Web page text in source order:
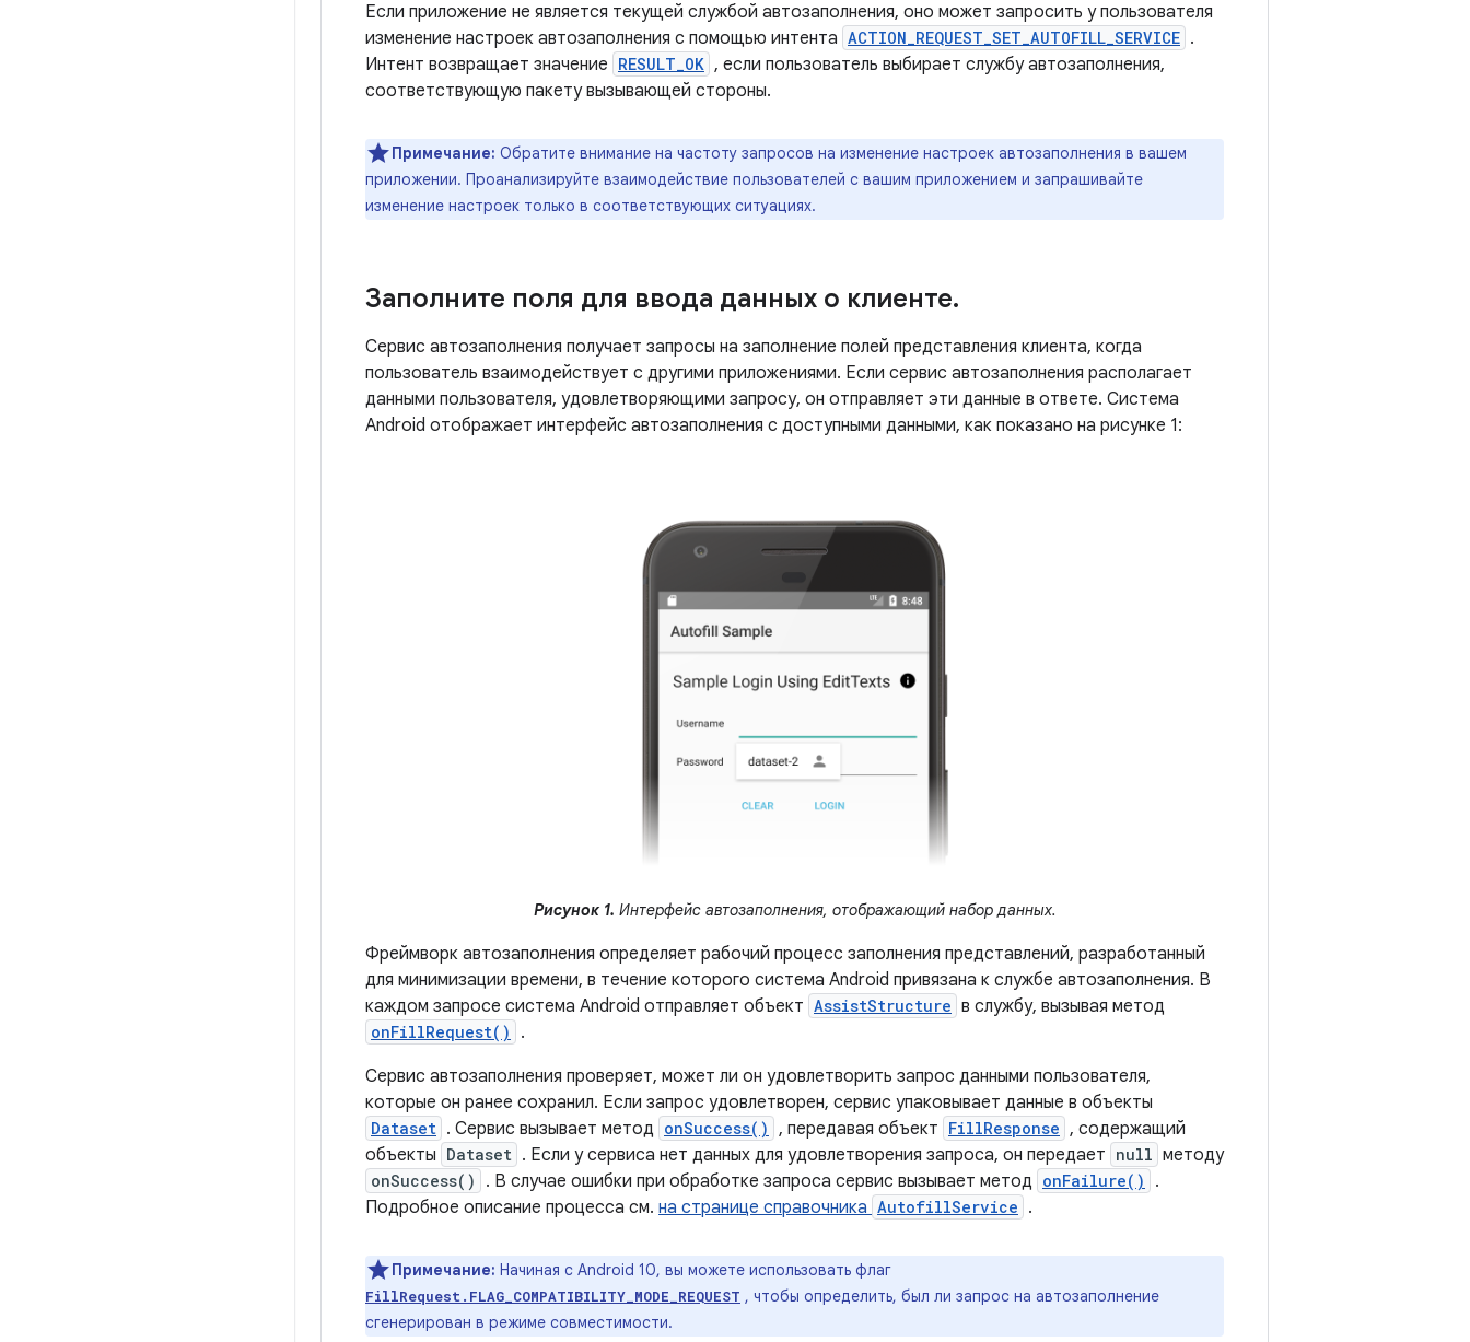
Если приложение не является текущей службой автозаполнения, оно может запросить у пользователя
изменение настроек автозаполнения с помощью интента ACTION_REQUEST_SET_AUTOFILL_SERVICE .
Интент возвращает значение RESULT_OK , если пользователь выбирает службу автозаполнения,
соответствующую пакету вызывающей стороны.
Примечание: Обратите внимание на частоту запросов на изменение настроек автозаполнения в вашем
приложении. Проанализируйте взаимодействие пользователей с вашим приложением и запрашивайте
изменение настроек только в соответствующих ситуациях.
Заполните поля для ввода данных о клиенте.
Сервис автозаполнения получает запросы на заполнение полей представления клиента, когда
пользователь взаимодействует с другими приложениями. Если сервис автозаполнения располагает
данными пользователя, удовлетворяющими запросу, он отправляет эти данные в ответе. Система
Android отображает интерфейс автозаполнения с доступными данными, как показано на рисунке 1:
Рисунок 1. Интерфейс автозаполнения, отображающий набор данных.
Фреймворк автозаполнения определяет рабочий процесс заполнения представлений, разработанный
для минимизации времени, в течение которого система Android привязана к службе автозаполнения. В
каждом запросе система Android отправляет объект AssistStructure в службу, вызывая метод
onFillRequest()
.
Сервис автозаполнения проверяет, может ли он удовлетворить запрос данными пользователя,
которые он ранее сохранил. Если запрос удовлетворен, сервис упаковывает данные в объекты
Dataset . Сервис вызывает метод onSuccess() , передавая объект FillResponse , содержащий
объекты Dataset . Если у сервиса нет данных для удовлетворения запроса, он передает null методу
onSuccess() . В случае ошибки при обработке запроса сервис вызывает метод onFailure()
.
Подробное описание процесса см. на странице справочника AutofillService .
Примечание: Начиная с Android 10, вы можете использовать флаг
FillRequest.FLAG_COMPATIBILITY_MODE_REQUEST , чтобы определить, был ли запрос на автозаполнение
сгенерирован в режиме совместимости.